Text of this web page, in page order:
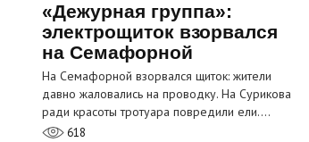
«Дежурная группа»:
электрощиток взорвался
на Семафорной
На Семафорной взорвался щиток: жители
давно жаловались на проводку. На Сурикова
ради красоты тротуара повредили ели.…
618